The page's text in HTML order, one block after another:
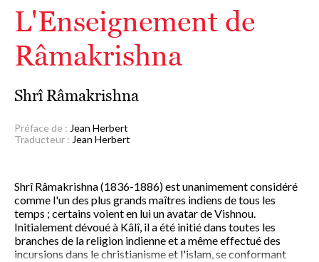
L'Enseignement de
Râmakrishna
Shrî Râmakrishna
Préface de : Jean Herbert
Traducteur : Jean Herbert
Shrî Râmakrishna (1836-1886) est unanimement considéré
comme l'un des plus grands maîtres indiens de tous les
temps ; certains voient en lui un avatar de Vishnou.
Initialement dévoué à Kâlî, il a été initié dans toutes les
branches de la religion indienne et a même effectué des
incursions dans le christianisme et l'islam, se conformant